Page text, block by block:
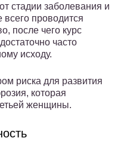
стадии заболевания и
проводится
после чего курс
часто
исходу.
риска для развития
которая
женщины.